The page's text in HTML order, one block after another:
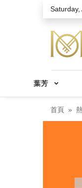
Skip to main content
葉芳
首頁